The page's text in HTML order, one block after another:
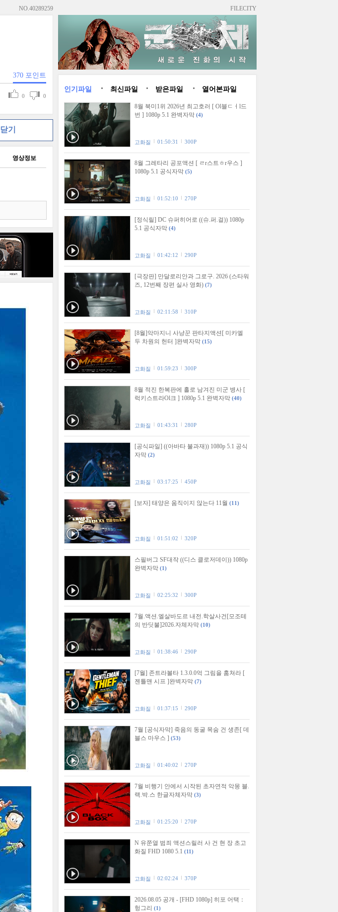
NO.40289259
370 포인트
0 0
닫기
영상정보
FILECITY
인기파일 최신파일 받은파일 열어본파일
8월 북미1위 2026년 최고호러 [ Ol블ㄷㅓl드
번 ] 1080p 5.1 완벽자막 (4)
고화질 01:50:31 300P
8월 그레타리 공포액션 [ ㄹr스트ㅎr우스 ]
1080p 5.1 공식자막 (5)
고화질 01:52:10 270P
[정식릴] DC 슈퍼히어로 ((슈.퍼.걸)) 1080p
5.1 공식자막 (4)
고화질 01:42:12 290P
[극장판] 만달로리안과 그로구. 2026 (스타워
즈, 12번째 장편 실사 영화) (7)
고화질 02:11:58 310P
[8월]악마지니 사냥꾼 판타지액션[ 미카엘
두 차원의 헌터 ]완벽자막 (15)
고화질 01:59:23 300P
8월 적진 한복판에 홀로 남겨진 미군 병사 [
럭키스트라Ol크 ] 1080p 5.1 완벽자막 (40)
고화질 01:43:31 280P
[공식파일] ((아바타 불과재)) 1080p 5.1 공식
자막 (2)
고화질 03:17:25 450P
[보자] 태양은 움직이지 않는다 11월 (11)
고화질 01:51:02 320P
스필버그 SF대작 ((디스 클로저데이)) 1080p
완벽자막 (1)
고화질 02:25:32 300P
7월.액션.엘살바도르 내전.학살사건[모조테
의 반딧불]2026.자체자막 (10)
고화질 01:38:46 290P
[7월] 존트라볼타 1.3.0.0억 그림을 훔쳐라 [
젠틀맨 시프 ]완벽자막 (7)
고화질 01:37:15 290P
7월 [공식자막] 죽음의 동굴 목숨 건 생존[ 데
블스 마우스 ] (53)
고화질 01:40:02 270P
7월 비행기 안에서 시작된 초자연적 악몽 블.
랙.박.스 한글자체자막 (3)
고화질 01:25:20 270P
N 유쭌열 범죄 액션스릴러 사 건 현 장 초고
화질 FHD 1080 5.1 (11)
고화질 02:02:24 370P
2026.08.05 공개 - [FHD 1080p] 히포 어택：
헝그리 (1)